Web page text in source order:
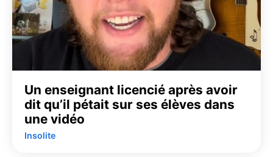
Un enseignant licencié après avoir
dit qu’il pétait sur ses élèves dans
une vidéo
Insolite